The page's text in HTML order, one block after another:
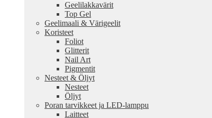
Geelilakkavärit
Top Gel
Geelimaali & Värigeelit
Koristeet
Foliot
Glitterit
Nail Art
Pigmentit
Nesteet & Öljyt
Nesteet
Öljyt
Poran tarvikkeet ja LED-lamppu
Laitteet